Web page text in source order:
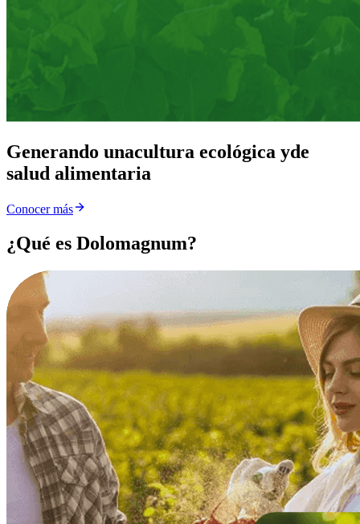
Generando unacultura ecológica yde
salud alimentaria
Conocer más
¿Qué es Dolomagnum?